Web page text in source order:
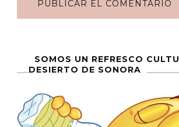
SOMOS UN REFRESCO
DESIERTO DE SONORA